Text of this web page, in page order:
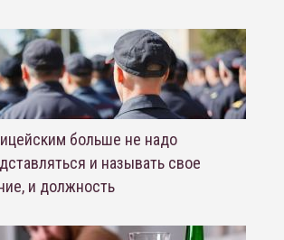
больше не надо
и называть свое
и должность